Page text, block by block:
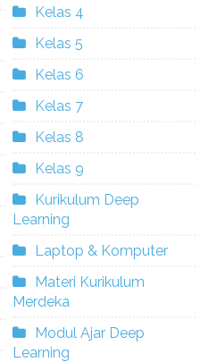
Kelas 4
Kelas 5
Kelas 6
Kelas 7
Kelas 8
Kelas 9
Kurikulum Deep
Learning
Laptop & Komputer
Materi Kurikulum
Merdeka
Modul Ajar Deep
Learning